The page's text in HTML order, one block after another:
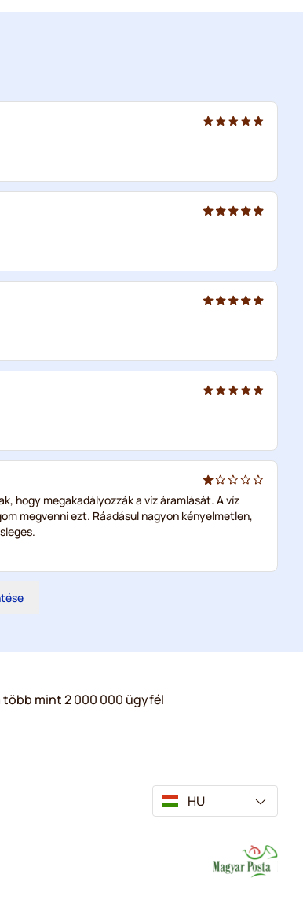
hogy megakadályozzák a víz áramlását. A víz
megvenni ezt. Ráadásul nagyon kényelmetlen,
több mint 2 000 000 ügyfél
HU